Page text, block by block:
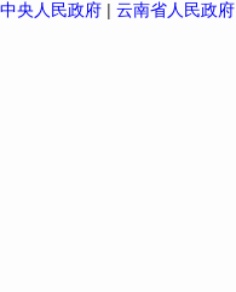
中央人民政府 | 云南省人民政府